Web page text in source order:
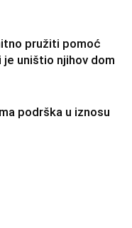
pružiti pomoć
je uništio njihov dom
podrška u iznosu